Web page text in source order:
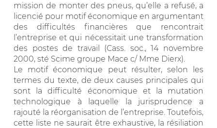
mission de monter des pneus, qu’elle a refusé, a
licencié pour motif économique en argumentant
des difficultés financières que rencontrait
l’entreprise et qui nécessitait une transformation
des postes de travail (Cass. soc., 14 novembre
2000, sté Scime groupe Mace c/ Mme Dierx).
Le motif économique peut résulter, selon les
termes du texte, de deux causes principales qui
sont la difficulté économique et la mutation
technologique à laquelle la jurisprudence a
rajouté la réorganisation de l’entreprise. Toutefois,
cette liste ne saurait être exhaustive, la résiliation